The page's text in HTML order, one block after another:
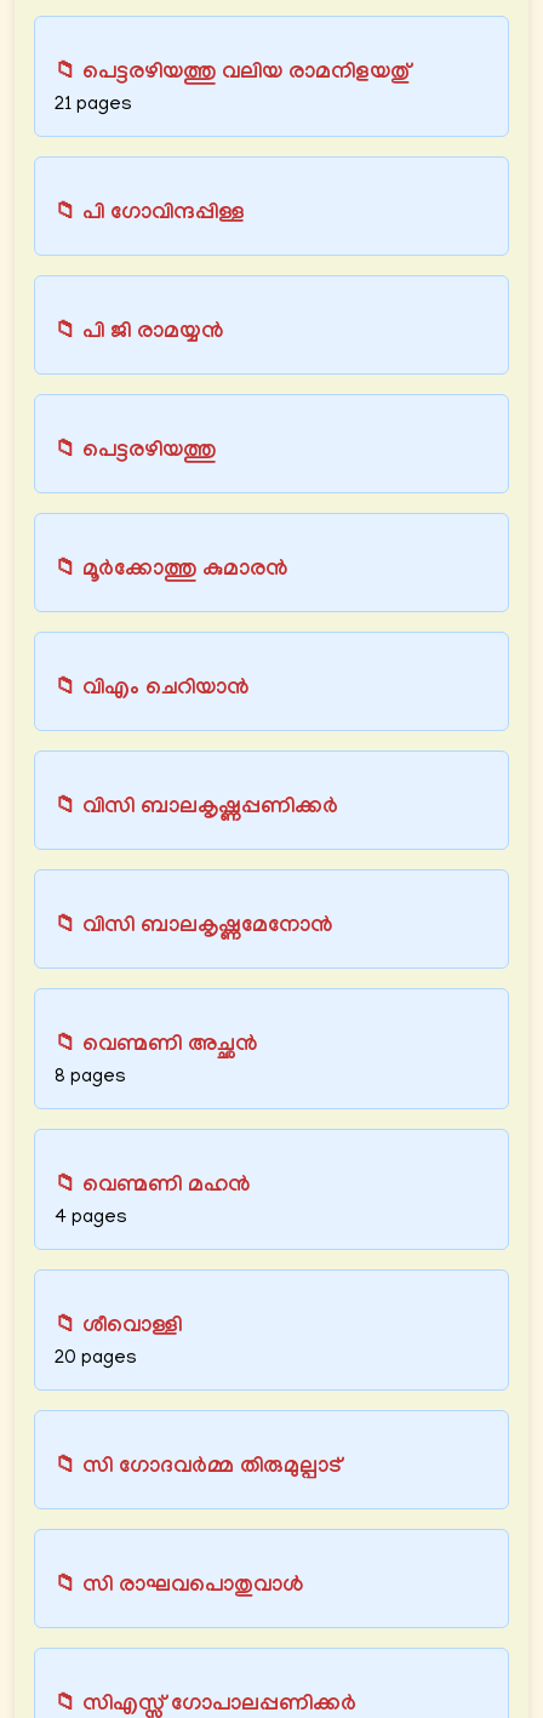
📁 പെട്ടരഴിയത്തു വലിയ രാമനിളയതു്
21 pages
📁 പി ഗോവിന്ദപ്പിള്ള
📁 പി ജി രാമയ്യൻ
📁 പെട്ടരഴിയത്തു
📁 മൂർക്കോത്തു കുമാരൻ
📁 വിഎം ചെറിയാൻ
📁 വിസി ബാലകൃഷ്ണപ്പണിക്കര്‍
📁 വിസി ബാലകൃഷ്ണമേനോൻ
📁 വെണ്മണി അച്ഛന്‍
8 pages
📁 വെണ്മണി മഹന്‍
4 pages
📁 ശീവൊള്ളി
20 pages
📁 സി ഗോദവർമ്മ തിരുമുല്പാട്
📁 സി രാഘവപൊതുവാൾ
📁 സിഎസ്സ് ഗോപാലപ്പണിക്കര്‍